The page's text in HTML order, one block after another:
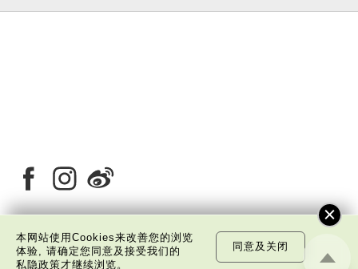
关于我们 版权告示 私隐政策声明 免责声明
本网站使用Cookies来改善您的浏览
体验, 请确定您同意及接受我们的
私隐政策才继续浏览。
同意及关闭